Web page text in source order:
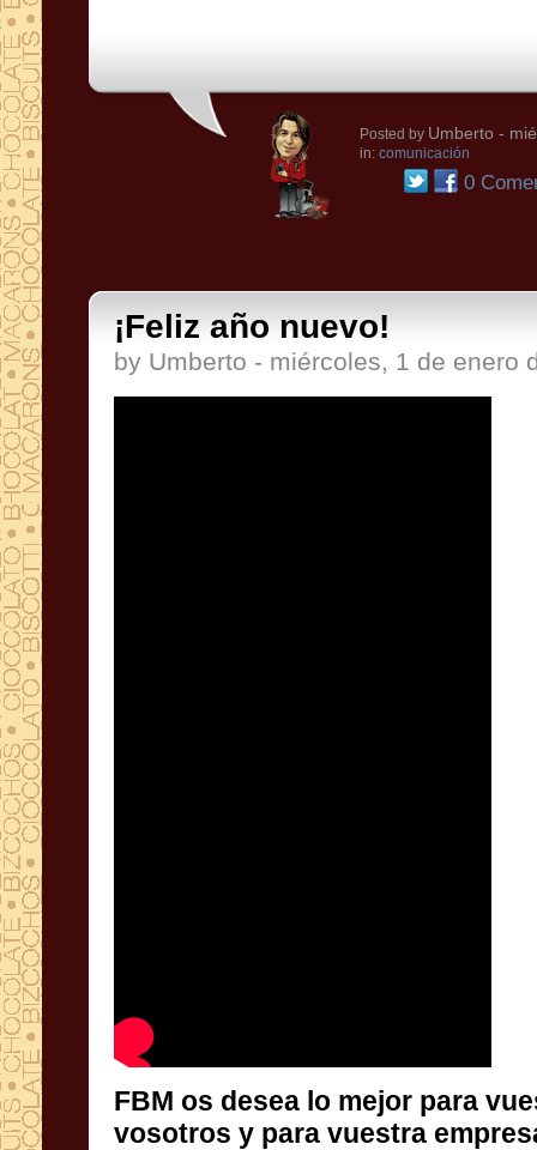
Posted by Umberto -
in: comunicación
0
¡Feliz año nuevo!
by Umberto - miércoles, 1 de enero
FBM os desea lo mejor para
vosotros y para vuestra